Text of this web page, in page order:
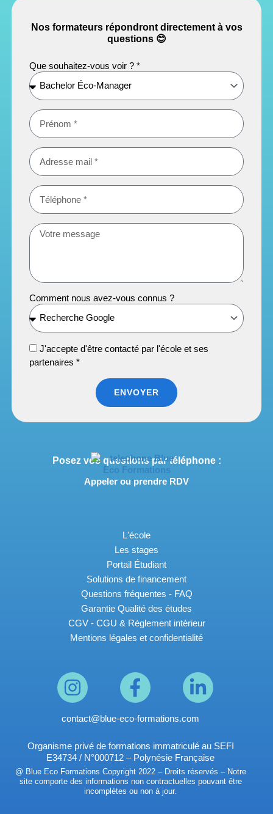
Nos formateurs répondront directement à vos
questions 😊​
Que souhaitez-vous voir ? *
Comment nous avez-vous connus ?
J'accepte d'être contacté par l'école et ses
partenaires *
ENVOYER
Posez vos questions par téléphone :
Appeler ou prendre RDV
L'école
Les stages
Portail Étudiant
Solutions de financement
Questions fréquentes - FAQ
Garantie Qualité des études
CGV - CGU & Règlement intérieur
Mentions légales et confidentialité
contact@blue-eco-formations.com
Organisme privé de formations immatriculé au SEFI
E34734 / N°000712 – Polynésie Française
@ Blue Eco Formations Copyright 2022 – Droits réservés – Notre
site comporte des informations non contractuelles pouvant être
incomplètes ou non à jour.